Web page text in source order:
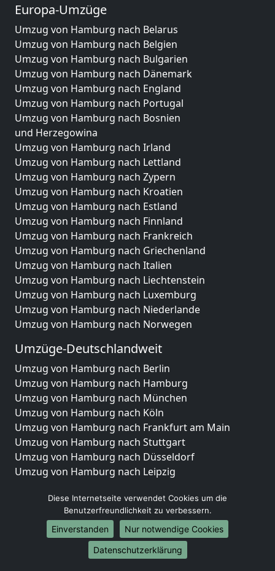
Europa-Umzüge
Umzug von Hamburg nach Belarus
Umzug von Hamburg nach Belgien
Umzug von Hamburg nach Bulgarien
Umzug von Hamburg nach Dänemark
Umzug von Hamburg nach England
Umzug von Hamburg nach Portugal
Umzug von Hamburg nach Bosnien
und Herzegowina
Umzug von Hamburg nach Irland
Umzug von Hamburg nach Lettland
Umzug von Hamburg nach Zypern
Umzug von Hamburg nach Kroatien
Umzug von Hamburg nach Estland
Umzug von Hamburg nach Finnland
Umzug von Hamburg nach Frankreich
Umzug von Hamburg nach Griechenland
Umzug von Hamburg nach Italien
Umzug von Hamburg nach Liechtenstein
Umzug von Hamburg nach Luxemburg
Umzug von Hamburg nach Niederlande
Umzug von Hamburg nach Norwegen
Umzüge-Deutschlandweit
Umzug von Hamburg nach Berlin
Umzug von Hamburg nach Hamburg
Umzug von Hamburg nach München
Umzug von Hamburg nach Köln
Umzug von Hamburg nach Frankfurt am Main
Umzug von Hamburg nach Stuttgart
Umzug von Hamburg nach Düsseldorf
Umzug von Hamburg nach Leipzig
Umzug von Hamburg nach Essen
Umzug von Hamburg nach Bremen
Umzug von Hamburg nach Dresden
Umzug von Hamburg nach Hannover
Umzug von Hamburg nach Nürnberg
Diese Internetseite verwendet Cookies um die
Benutzerfreundlichkeit zu verbessern.
Einverstanden
Nur notwendige Cookies
Datenschutzerklärung